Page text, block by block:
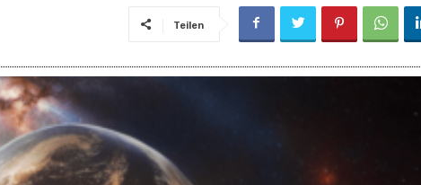
Teilen